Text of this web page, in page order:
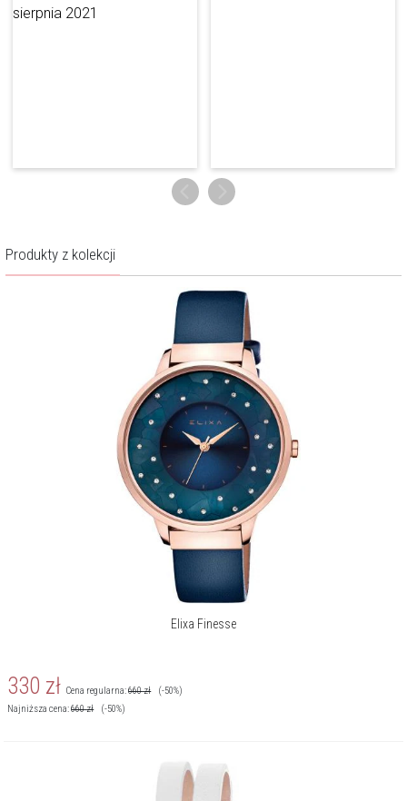
na pasku ze skóry naturalnej o nietypowej długości pozwalającej na
Produkty z kolekcji
Elixa Finesse
330 zł Cena regularna:660zł
(-50%)
Najniższa cena:660zł (-50%)